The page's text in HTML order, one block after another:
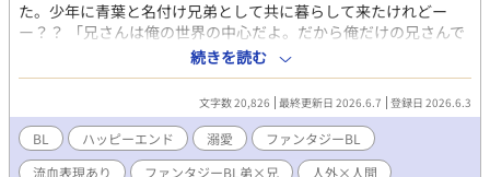
た。少年に青葉と名付け兄弟として共に暮らして来たけれどー
ー？？ 「兄さんは俺の世界の中心だよ。だから俺だけの兄さんで
いてね」人肉を食べる竜人×復讐に生きた過去を持つ人間「僕は
お兄ちゃんでいられてるかな…」ーーこの喉には、竜人を引き取
る交換条件として爆弾を埋め込まれている。
続きを読む
文字数 20,826 最終更新日 2026.6.7 登録日 2026.6.3
BL ハッピーエンド 溺愛
ファンタジーBL
流血表現あり
ファンタジーBL弟×兄
人外×人間